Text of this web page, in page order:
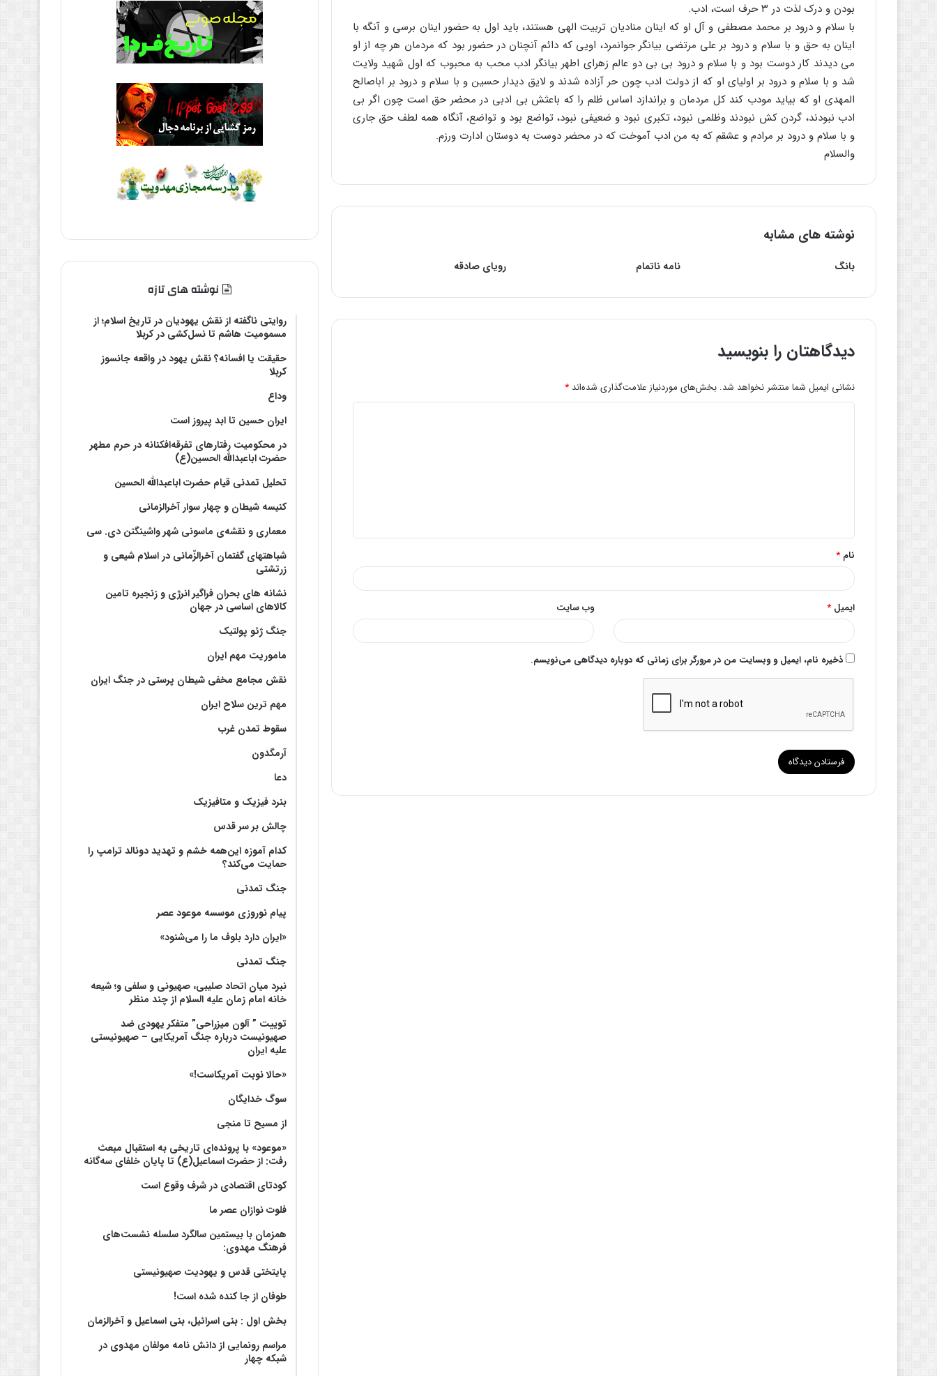
بودن و درک لذت در ۳ حرف است، ادب.
با سلام و درود بر محمد مصطفی و آل او که اینان منادیان تربیت الهی هستند، باید اول به حضور اینان برسی و آنگه با
اینان به حق و با سلام و درود بر علی مرتضی بیانگر جوانمرد، اویی که دائم آنچنان در حضور بود که مردمان هر چه از او
می دیدند کار دوست بود و با سلام و درود بی بی دو عالم زهرای اطهر بیانگر ادب محب به محبوب که اول شهید ولایت
شد و با سلام و درود بر اولیای او که از دولت ادب چون حر آزاده شدند و لایق دیدار حسین و با سلام و درود بر اباصالح
المهدی او که بیاید مودب کند کل مردمان و براندازد اساس ظلم را که باعثش بی ادبی در محضر حق است چون اگر بی
ادب نبودند، گردن کش نبودند وظلمی نبود، تکبری نبود و ضعیفی نبود، تواضع بود و تواضع، آنگاه همه لطف حق جاری
و با سلام و درود بر مرادم و عشقم که به من ادب آموخت که در محضر دوست به دوستان ادارت ورزم.
والسلام
نوشته های مشابه
بانگ نامه‌ ناتمام رویای صادقه
دیدگاهتان را بنویسید
نشانی ایمیل شما منتشر نخواهد شد. بخش‌های موردنیاز علامت‌گذاری شده‌اند *
*
نام *
ایمیل * وب‌ سایت
ذخیره نام، ایمیل و وبسایت من در مرورگر برای زمانی که دوباره دیدگاهی می‌نویسم.
نوشته های تازه
روایتی ناگفته از نقش یهودیان در تاریخ اسلام؛ از
مسمومیت هاشم تا نسل‌کشی در کربلا
حقیقت یا افسانه؟‌ نقش یهود در واقعه جانسوز
کربلا
وداع
ایران حسین تا ابد پیروز است
در محکومیت رفتارهای تفرقه‌افکنانه در حرم مطهر
حضرت اباعبدالله الحسین(ع)
تحلیل تمدنی قیام حضرت اباعبدالله الحسین
کنیسه شیطان و چهار سوار آخرالزمانی
معماری و نقشه‌ی ماسونی شهر واشينگتن دی. سی
شباهتهای گفتمان آخر‌الزّمانی در اسلام شیعی و
زرتشتی
نشانه های بحران فراگیر انرژی و زنجیره تامین
کالاهای اساسی در جهان
جنگ ژئو پولتیک
ماموریت مهم ایران
نقش مجامع مخفی شیطان پرستی در جنگ ایران
مهم ترین سلاح ایران
سقوط تمدن غرب
آرمگدون
دعا
بنرد فیزیک و متافیزیک
چالش بر سر قدس
کدام آموزه این‌همه خشم و تهدید دونالد ترامپ را
حمایت می‌کند؟
جنگ تمدنی
پیام نوروزی موسسه موعود عصر
«ایران دارد بلوف ما را می‌شنود»
جنگ تمدنی
نبرد میان اتحاد صلیبی، صهیونی و سلفی و؛ شیعه
خانه امام زمان علیه السلام از چند منظر
توییت ” آلون میزراحی” متفکر یهودی ضد
صهیونیست درباره جنگ آمریکایی – صهیونیستی
علیه ایران
«حالا نوبت آمریکاست!»
سوگ خدایگان
از مسیح تا منجی
«موعود» با پرونده‌ای تاریخی به استقبال مبعث
رفت: از حضرت اسماعیل(ع) تا پایان خلفای سه‌گانه
کودتای اقتصادی در شرف وقوع است
فلوت نوازان عصر ما
همزمان با بیستمین سالگرد سلسله نشست‌های
فرهنگ مهدوی:‌
پایتختی قدس و یهودیت صهیونیستی
طوفان از جا کنده شده است!
بخش اول : بنی اسرائیل، بنی اسماعیل و آخرالزمان
مراسم رونمایی از دانش نامه مولفان مهدوی در
شبکه چهار